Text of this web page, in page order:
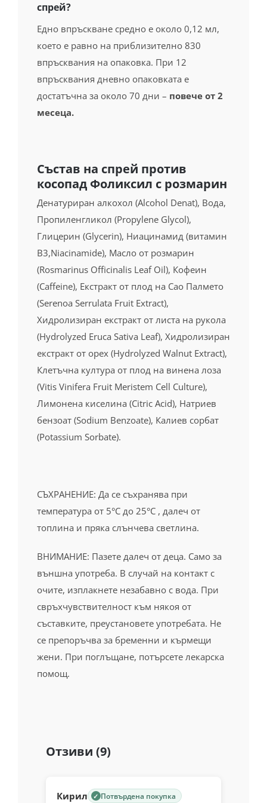
спрей?
Едно впръскване средно е около 0,12 мл,
което е равно на приблизително 830
впръсквания на опаковка. При 12
впръсквания дневно опаковката е
достатъчна за около 70 дни – повече от 2
месеца.
Състав на спрей против
косопад Фоликсил с розмарин
Денатуриран алкохол (Alcohol Denat), Вода,
Пропиленгликол (Propylene Glycol),
Глицерин (Glycerin), Ниацинамид (витамин
B3,Niacinamide), Масло от розмарин
(Rosmarinus Officinalis Leaf Oil), Кофеин
(Caffeine), Екстракт от плод на Сао Палмето
(Serenoa Serrulata Fruit Extract),
Хидролизиран екстракт от листа на рукола
(Hydrolyzed Eruca Sativa Leaf), Хидролизиран
екстракт от орех (Hydrolyzed Walnut Extract),
Клетъчна култура от плод на винена лоза
(Vitis Vinifera Fruit Meristem Cell Culture),
Лимонена киселина (Citric Acid), Натриев
бензоат (Sodium Benzoate), Калиев сорбат
(Potassium Sorbate).
СЪХРАНЕНИЕ: Да се съхранява при
температура от 5°C до 25°C , далеч от
топлина и пряка слънчева светлина.
ВНИМАНИЕ: Пазете далеч от деца. Само за
външна употреба. В случай на контакт с
очите, изплакнете незабавно с вода. При
свръхчувствителност към някоя от
съставките, преустановете употребата. Не
се препоръчва за бременни и кърмещи
жени. При поглъщане, потърсете лекарска
помощ.
Отзиви (9)
Кирил ✓ Потвърдена покупка